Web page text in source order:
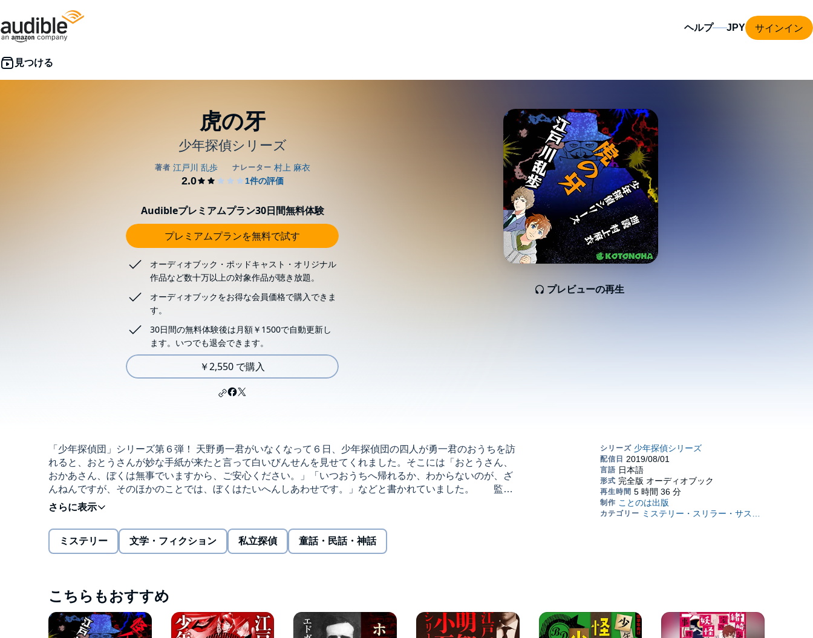
ヘルプ サインイン
虎の牙
少年探偵シリーズ
プレビューの再生
Audibleプレミアムプラン30日間無料体験
プレミアムプランを無料で試す
オーディオブック・ポッドキャスト・オリジナル
作品など数十万以上の対象作品が聴き放題。
オーディオブックをお得な会員価格で購入できま
す。
30日間の無料体験後は月額￥1500で自動更新し
ます。いつでも退会できます。
￥2,550 で購入
「少年探偵団」シリーズ第６弾！ 天野勇一君がいなくなって６日、少年探偵団の四人が勇一君のおうちを訪
れると、おとうさんが妙な手紙が来たと言って白いびんせんを見せてくれました。そこには「おとうさん、
おかあさん、ぼくは無事でいますから、ご安心ください。」「いつおうちへ帰れるか、わからないのが、ざ
んねんですが、そのほかのことでは、ぼくはたいへんしあわせです。」などと書かれていました。 監督/
吉田純子・編集/林岳史©ことのは出版
ミステリー 文学・フィクション 私立探偵 童話・民話・神話
こちらもおすすめ